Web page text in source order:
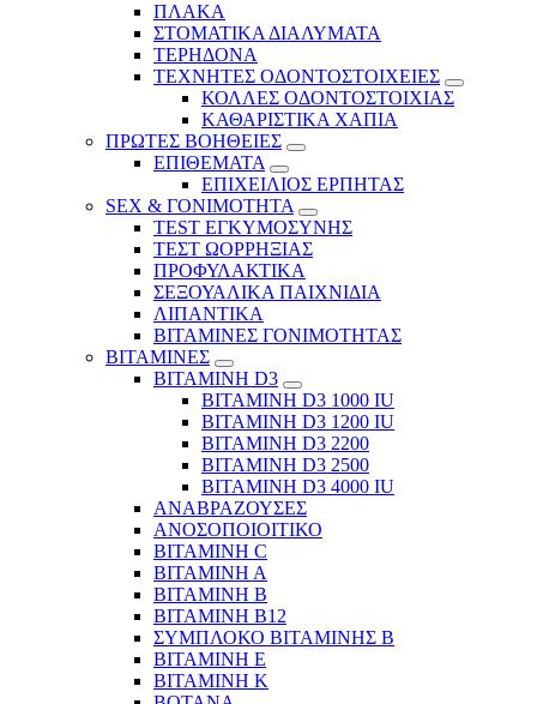
ΠΛΑΚΑ
ΣΤΟΜΑΤΙΚΑ ΔΙΑΛΥΜΑΤΑ
ΤΕΡΗΔΟΝΑ
ΤΕΧΝΗΤΕΣ ΟΔΟΝΤΟΣΤΟΙΧΕΙΕΣ
ΚΟΛΛΕΣ ΟΔΟΝΤΟΣΤΟΙΧΙΑΣ
ΚΑΘΑΡΙΣΤΙΚΑ ΧΑΠΙΑ
ΠΡΩΤΕΣ ΒΟΗΘΕΙΕΣ
ΕΠΙΘΕΜΑΤΑ
ΕΠΙΧΕΙΛΙΟΣ ΕΡΠΗΤΑΣ
SEX & ΓΟΝΙΜΟΤΗΤΑ
TEST ΕΓΚΥΜΟΣΥΝΗΣ
ΤΕΣΤ ΩΟΡΡΗΞΙΑΣ
ΠΡΟΦΥΛΑΚΤΙΚΑ
ΣΕΞΟΥΑΛΙΚΑ ΠΑΙΧΝΙΔΙΑ
ΛΙΠΑΝΤΙΚΑ
ΒΙΤΑΜΙΝΕΣ ΓΟΝΙΜΟΤΗΤΑΣ
ΒΙΤΑΜΙΝΕΣ
ΒΙΤΑΜΙΝΗ D3
ΒΙΤΑΜΙΝΗ D3 1000 IU
ΒΙΤΑΜΙΝΗ D3 1200 IU
ΒΙΤΑΜΙΝΗ D3 2200
ΒΙΤΑΜΙΝΗ D3 2500
BITAMINH D3 4000 IU
ΑΝΑΒΡΑΖΟΥΣΕΣ
ΑΝΟΣΟΠΟΙΟΙΤΙΚΟ
ΒΙΤΑΜΙΝΗ C
ΒΙΤΑΜΙΝΗ Α
ΒΙΤΑΜΙΝΗ Β
ΒΙΤΑΜΙΝΗ Β12
ΣΥΜΠΛΟΚΟ ΒΙΤΑΜΙΝΗΣ Β
ΒΙΤΑΜΙΝΗ Ε
ΒΙΤΑΜΙΝΗ Κ